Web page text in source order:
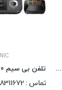
تماس : 02188311672-02188491013
تلفن بی سیم Panasonic KX-TGB210